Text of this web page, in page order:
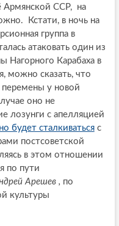
Армянской ССР, на
Кстати, в ночь на
группа в
атаковать один из
Нагорного Карабаха в
можно сказать, что
перемены у новой
оно не
лозунги с апелляцией
будет сталкиватьсяс
постсоветской
в этом отношении
по пути
Арешев , по
культуры